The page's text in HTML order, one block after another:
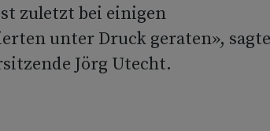
zuletzt bei einigen
unter Druck geraten»,
Jörg Utecht.